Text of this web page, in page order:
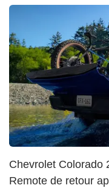
Chevrolet Colorado
Remote de retour